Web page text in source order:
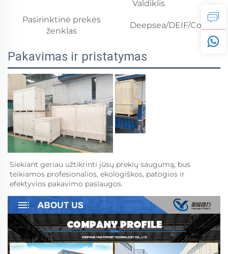
Valdiklis
Pasirinktinė prekės
ženklas
Deepsea/DEIF/ComAp/
Pakavimas ir pristatymas
Siekiant geriau užtikrinti jūsų prekių saugumą, bus
teikiamos profesionalios, ekologiškos, patogios ir
efektyvios pakavimo paslaugos.